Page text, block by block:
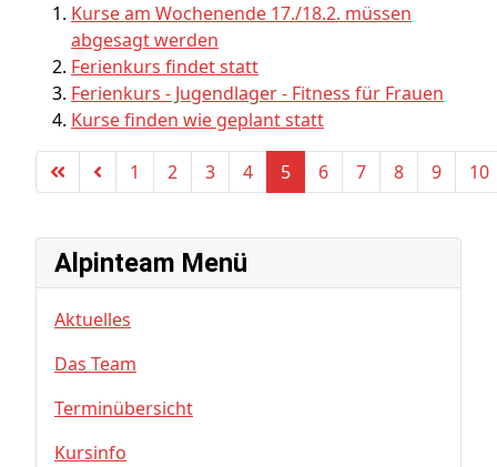
Kurse am Wochenende 17./18.2. müssen
abgesagt werden
Ferienkurs findet statt
Ferienkurs - Jugendlager - Fitness für Frauen
Kurse finden wie geplant statt
1 2 3 4 5 6 7 8 9 10
Alpinteam Menü
Aktuelles
Das Team
Terminübersicht
Kursinfo